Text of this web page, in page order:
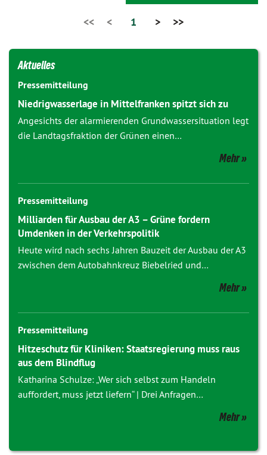
<< < 1 > >>
Aktuelles
Pressemitteilung
Niedrigwasserlage in Mittelfranken spitzt sich zu
Angesichts der alarmierenden Grundwassersituation legt
die Landtagsfraktion der Grünen einen…
Mehr
Pressemitteilung
Milliarden für Ausbau der A3 – Grüne fordern
Umdenken in der Verkehrspolitik
Heute wird nach sechs Jahren Bauzeit der Ausbau der A3
zwischen dem Autobahnkreuz Biebelried und…
Mehr
Pressemitteilung
Hitzeschutz für Kliniken: Staatsregierung muss raus
aus dem Blindflug
Katharina Schulze: „Wer sich selbst zum Handeln
auffordert, muss jetzt liefern“ | Drei Anfragen…
Mehr